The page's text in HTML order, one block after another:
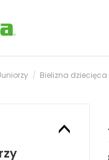
Bielizna dziecięca